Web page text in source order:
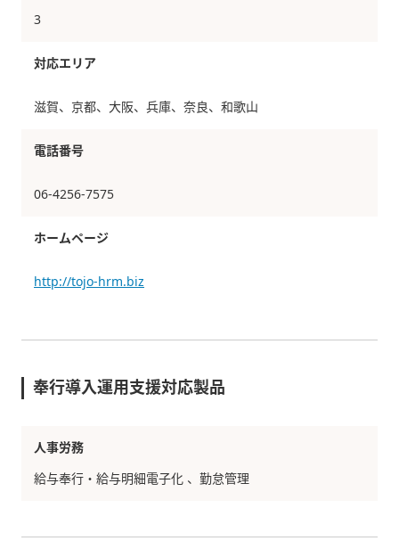
3
対応エリア
滋賀、京都、大阪、兵庫、奈良、和歌山
電話番号
06-4256-7575
ホームページ
http://tojo-hrm.biz
奉行導入運用支援対応製品
人事労務
給与奉行・給与明細電子化 勤怠管理